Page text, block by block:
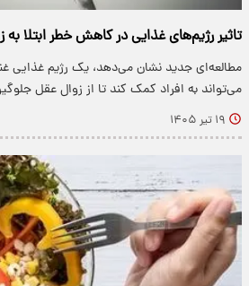
تاثیر رژیم‌های غذایی در کاهش خطر ابتلا
مطالعه‌ای جدید نشان می‌دهد، یک رژیم غذایی
می‌تواند به افراد کمک کند تا از زوال عقل
۱۹ تیر ۱۴۰۵